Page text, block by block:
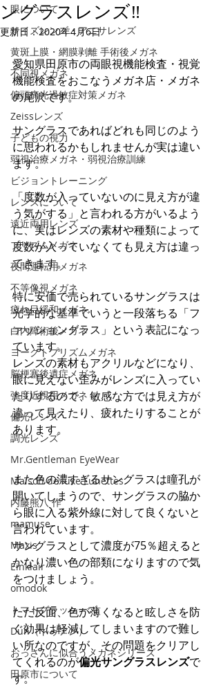
眼について
サイズレンズ・アニサレンズ
黄斑上膜・網膜剥離 手術後メガネ
不同視メガネ
偏頭痛光過敏症対策メガネ
Zeissレンズ
子どもの視力
弱視治療メガネ・弱視治療訓練
ビジョントレーニング
レンズについて
遠近両用レンズ
プリズムメガネ
夜間運転用メガネ
不等像視メガネ
疲れ目緩和メガネ
白内障術後メガネ
ヨークトプリズムメガネ
脳梗塞後遺症メガネ
強度近視用メガネ
偏光レンズ
調光レンズ
Mr.Gentleman EyeWear
Maison de luxe Lunettes
内藤熊八 作
mamuse
Maxis
Einklair
omodok
トマトグラッシーズ
Dun（ドゥアン）
おっさんに似合うメガネシリーズ
田原市について
ングラスレンズ‼
更新日：2020年4月6日
愛知県田原市の両眼視機能検査・視覚
機能検査をおこなうメガネ店・メガネ
の尾沢です。
サングラスであればどれも同じのよう
に思われるかもしれませんが実は違い
ます。
「度数が入っていないのに見え方が違
う気がする」と言われる方がいるよう
に、実はレンズの素材や種類によって
度数が入っていなくても見え方は違っ
てきます。
特に安価で売られているサングラスは
光学的な基準でいうと一段落ちる「フ
ァッショングラス」という表記になっ
ています。
レンズの素材もアクリルなどになり、
眼に見えない歪みがレンズに入ってい
たりするので、敏感な方では見え方が
違って見えたり、疲れたりすることが
あります。
また色の濃すぎるサングラスは瞳孔が
開いてしまうので、サングラスの脇か
ら眼に入る紫外線に対して良くないと
言われています。
サングラスとして濃度が75％超えると
かなり濃い色の部類になりますので気
をつけましょう。
ただ反面、色が薄くなると眩しさを防
ぐ効果は軽減してしまいますので難し
い所なのですが、その問題をクリアし
てくれるのが偏光サングラスレンズで
す。